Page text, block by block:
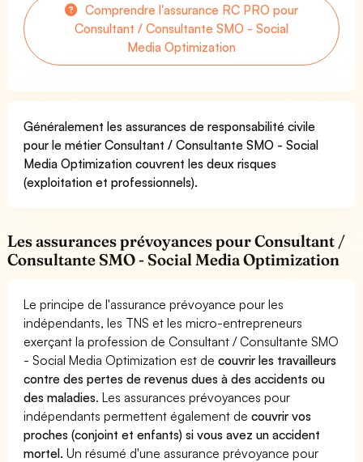
Comprendre l'assurance RC PRO pour
Consultant / Consultante SMO - Social
Media Optimization
Généralement les assurances de responsabilité civile
pour le métier Consultant / Consultante SMO - Social
Media Optimization couvrent les deux risques
(exploitation et professionnels).
Les assurances prévoyances pour Consultant /
Consultante SMO - Social Media Optimization
Le principe de l'assurance prévoyance pour les
indépendants, les TNS et les micro-entrepreneurs
exerçant la profession de Consultant / Consultante SMO
- Social Media Optimization est decouvrir les travailleurs
contre des pertes de revenus dues à des accidents ou
des maladies. Les assurances prévoyances pour
indépendants permettent également decouvrir vos
proches (conjoint et enfants) si vous avez un accident
mortel. Un résumé d'une assurance prévoyance pour